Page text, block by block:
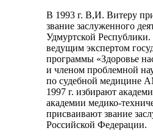
В 1993 г. В,И. Витеру
звание заслуженного
Удмуртской Республики.
ведущим экспертом
программы «Здоровье
и членом проблемной
по судебной медицине
1997 г. избирают
академии медико-
присваивают звание
Российской Федерации.